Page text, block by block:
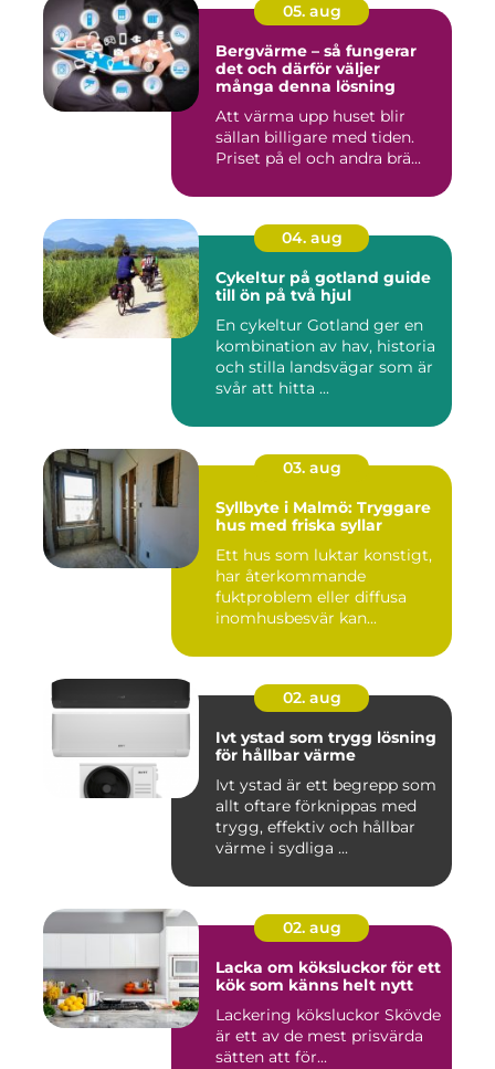
05. aug
Bergvärme – så fungerar
det och därför väljer
många denna lösning
Att värma upp huset blir
sällan billigare med tiden.
Priset på el och andra brä...
04. aug
Cykeltur på gotland guide
till ön på två hjul
En cykeltur Gotland ger en
kombination av hav, historia
och stilla landsvägar som är
svår att hitta ...
03. aug
Syllbyte i Malmö: Tryggare
hus med friska syllar
Ett hus som luktar konstigt,
har återkommande
fuktproblem eller diffusa
inomhusbesvär kan...
02. aug
Ivt ystad som trygg lösning
för hållbar värme
Ivt ystad är ett begrepp som
allt oftare förknippas med
trygg, effektiv och hållbar
värme i sydliga ...
02. aug
Lacka om köksluckor för ett
kök som känns helt nytt
Lackering köksluckor Skövde
är ett av de mest prisvärda
sätten att för...